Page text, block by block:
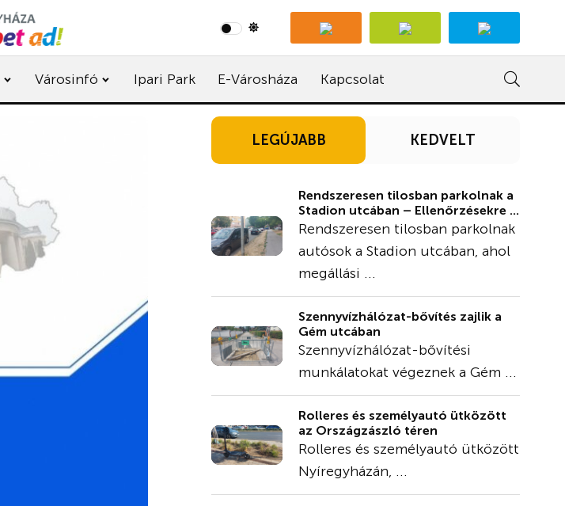
Városinfó Ipari Park E-Városháza Kapcsolat
LEGÚJABB KEDVELT
Rendszeresen tilosban parkolnak a
Stadion utcában – Ellenőrzésekre ...
Rendszeresen tilosban parkolnak
autósok a Stadion utcában, ahol
megállási ...
Szennyvízhálózat-bővítés zajlik a
Gém utcában
Szennyvízhálózat-bővítési
munkálatokat végeznek a Gém ...
Rolleres és személyautó ütközött
az Országzászló téren
Rolleres és személyautó ütközött
Nyíregyházán, ...